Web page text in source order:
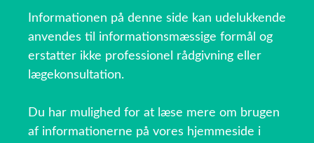
Informationen på denne side kan udelukkende
anvendes til informationsmæssige formål og
erstatter ikke professionel rådgivning eller
lægekonsultation.
Du har mulighed for at læse mere om brugen
af informationerne på vores hjemmeside i